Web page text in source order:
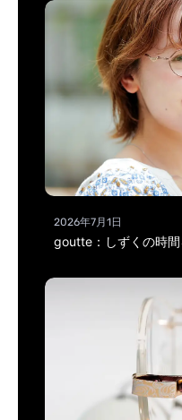
2026年7月1日
goutte：しずくの時間